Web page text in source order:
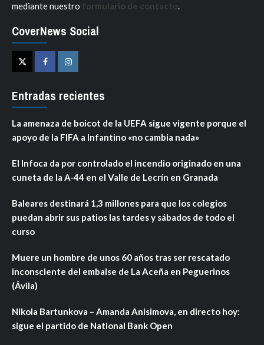
mediante nuestro formulario de contacto.
CoverNews Social
TwitterFacebookInstagram
Entradas recientes
La amenaza de boicot de la UEFA sigue vigente porque el
apoyo de la FIFA a Infantino «no cambia nada»
El Infoca da por controlado el incendio originado en una
cuneta de la A-44 en el Valle de Lecrín en Granada
Baleares destinará 1,3 millones para que los colegios
puedan abrir sus patios las tardes y sábados de todo el
curso
Muere un hombre de unos 60 años tras ser rescatado
inconsciente del embalse de La Aceña en Peguerinos
(Ávila)
Nikola Bartunkova – Amanda Anisimova, en directo hoy:
sigue el partido de National Bank Open